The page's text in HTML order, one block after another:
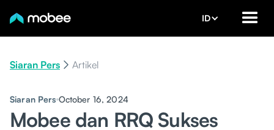
ID
Siaran Pers Artikel
Siaran Pers October 16, 2024
Mobee dan RRQ Sukses